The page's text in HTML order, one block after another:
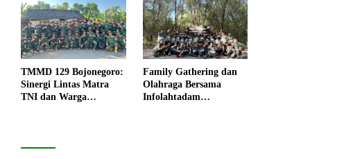
TMMD 129 Bojonegoro:
Sinergi Lintas Matra
TNI dan Warga
Family Gathering dan
Olahraga Bersama
Infolahtadam